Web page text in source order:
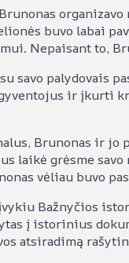
buvo labai
Nepaisant to,
savo palydovais
ir įkurti
Brunonas ir jo
laikė grėsme
vėliau buvo
Bažnyčios
į istorinius
atsiradimą